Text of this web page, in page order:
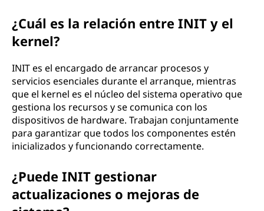
¿Cuál es la relación entre INIT y el
kernel?
INIT es el encargado de arrancar procesos y
servicios esenciales durante el arranque, mientras
que el kernel es el núcleo del sistema operativo que
gestiona los recursos y se comunica con los
dispositivos de hardware. Trabajan conjuntamente
para garantizar que todos los componentes estén
inicializados y funcionando correctamente.
¿Puede INIT gestionar
actualizaciones o mejoras de